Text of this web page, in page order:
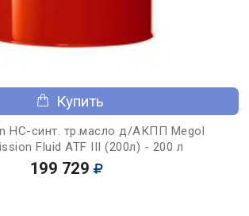
Купить
НС-синт. тр.масло д/АКПП Megol
Fluid ATF III (200л) - 200 л
199 729